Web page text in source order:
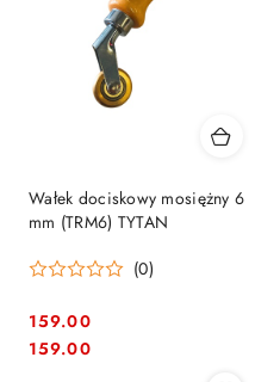
Wałek dociskowy mosiężny 6
mm (TRM6) TYTAN
(0)
Cena:
159.00
Cena:
159.00